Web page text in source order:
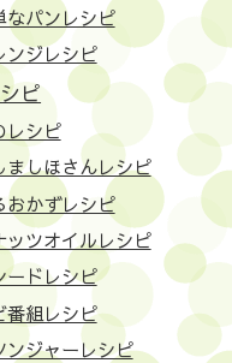
なパンレシピ
ンジレシピ
ピ
レシピ
ましほさんレシピ
おかずレシピ
ッツオイルレシピ
ードレシピ
番組レシピ
ンジャーレシピ